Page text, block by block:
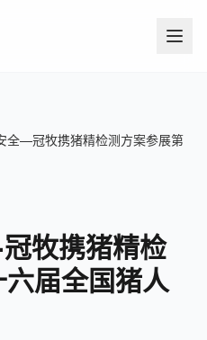
全—冠牧携猪精检测方案参展第
牧携猪精检
届全国猪人